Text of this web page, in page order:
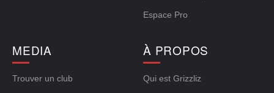
Espace Pro
MEDIA
Trouver un club
À PROPOS
Qui est Grizzliz